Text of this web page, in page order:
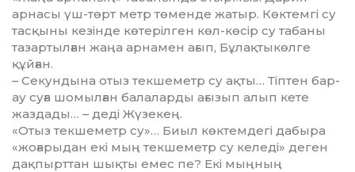
арнасы үш-төрт метр төменде жатыр. Көктемгі су
тасқыны кезінде көтерілген көл-көсір су табаны
тазартылған жаңа арнамен ағып, Бұлақтыкөлге
құйған.
– Секундына отыз текшеметр су ақты… Тіптен бар-
ау суға шо­мыл­ған балаларды ағызып алып кете
жаздады… – деді Жүзекең.
«Отыз текшеметр су»… Биыл көктемдегі дабыра
«жоғарыдан екі мың текшеметр су келеді» деген
дақпырттан шықты емес пе? Екі мыңның